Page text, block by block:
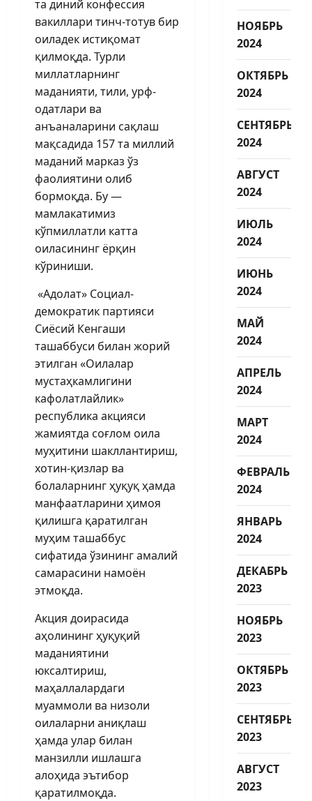
та диний конфессия
вакиллари тинч-тотув бир
оиладек истиқомат
қилмоқда. Турли
миллатларнинг
маданияти, тили, урф-
одатлари ва
анъаналарини сақлаш
мақсадида 157 та миллий
маданий марказ ўз
фаолиятини олиб
бормоқда. Бу —
мамлакатимиз
кўпмиллатли катта
оиласининг ёрқин
кўриниши.
«Адолат» Социал-
демократик партияси
Сиёсий Кенгаши
ташаббуси билан жорий
этилган «Оилалар
мустаҳкамлигини
кафолатлайлик»
республика акцияси
жамиятда соғлом оила
муҳитини шакллантириш,
хотин-қизлар ва
болаларнинг ҳуқуқ ҳамда
манфаатларини ҳимоя
қилишга қаратилган
муҳим ташаббус
сифатида ўзининг амалий
самарасини намоён
этмоқда.
Акция доирасида
аҳолининг ҳуқуқий
маданиятини
юксалтириш,
маҳаллалардаги
муаммоли ва низоли
оилаларни аниқлаш
ҳамда улар билан
манзилли ишлашга
алоҳида эътибор
қаратилмоқда.
НОЯБРЬ
2024
ОКТЯБРЬ
2024
СЕНТЯБРЬ
2024
АВГУСТ
2024
ИЮЛЬ
2024
ИЮНЬ
2024
МАЙ
2024
АПРЕЛЬ
2024
МАРТ
2024
ФЕВРАЛЬ
2024
ЯНВАРЬ
2024
ДЕКАБРЬ
2023
НОЯБРЬ
2023
ОКТЯБРЬ
2023
СЕНТЯБРЬ
2023
АВГУСТ
2023